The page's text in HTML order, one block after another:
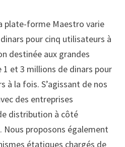
plate-forme Maestro varie
pour cinq utilisateurs à
destinée aux grandes
et 3 millions de dinars pour
à la fois. S’agissant de nos
des entreprises
distribution à côté
proposons également
étatiques chargés de